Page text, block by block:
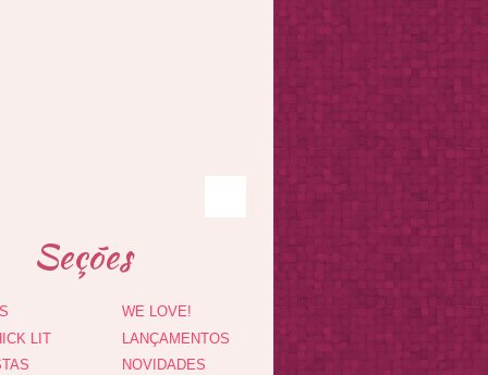
Seções
LIT
WE LOVE!
LANÇAMENTOS
NOVIDADES